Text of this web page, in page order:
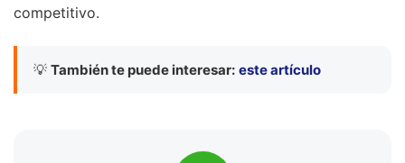
competitivo.
💡 También te puede interesar: este artículo